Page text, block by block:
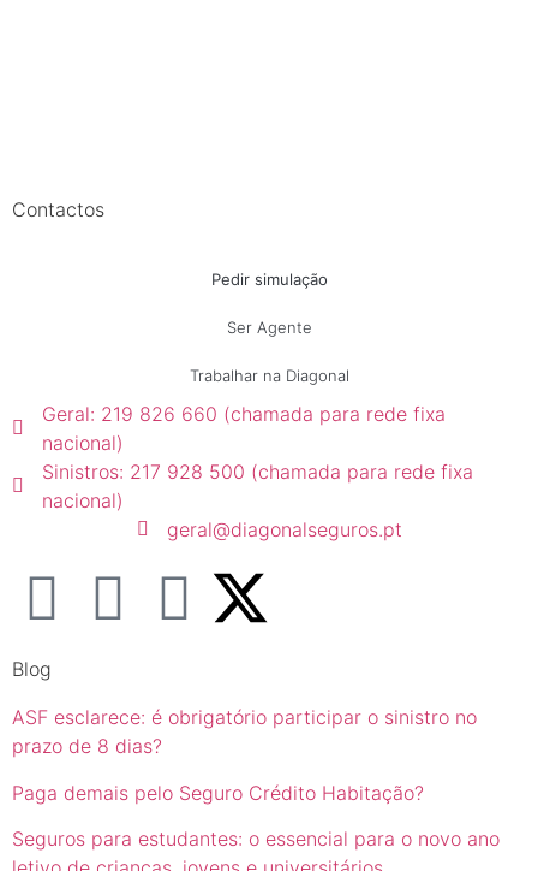
Contactos
Pedir simulação
Ser Agente
Trabalhar na Diagonal
Geral: 219 826 660 (chamada para rede fixa
nacional)
Sinistros: 217 928 500 (chamada para rede fixa
nacional)
geral@diagonalseguros.pt
Blog
ASF esclarece: é obrigatório participar o sinistro no
prazo de 8 dias?
Paga demais pelo Seguro Crédito Habitação?
Seguros para estudantes: o essencial para o novo ano